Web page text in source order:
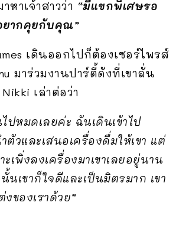
หาเจ้าสาวว่า “มีแขกพิเศษรอ
ยากคุยกับคุณ”
เดินออกไปก็ต้องเซอร์ไพรส์
มาร่วมงานปาร์ตี้ดังที่เขาลั่น
Nikki เล่าต่อว่า
ปหมดเลยค่ะ ฉันเดินเข้าไป
วและเสนอเครื่องดื่มให้เขา แต่
ะเพิ่งลงเครื่องมาเขาเลยอยู่นาน
นเขาก็ใจดีและเป็นมิตรมาก เขา
ของเราด้วย”